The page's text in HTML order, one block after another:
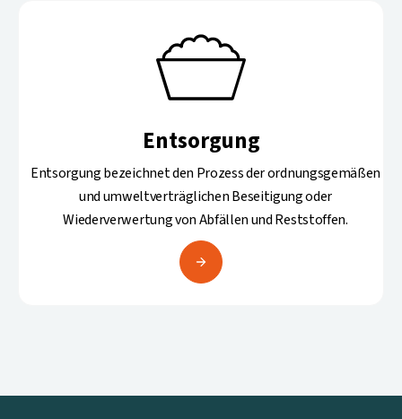
Entsorgung
Entsorgung bezeichnet den Prozess der ordnungsgemäßen
und umweltverträglichen Beseitigung oder
Wiederverwertung von Abfällen und Reststoffen.